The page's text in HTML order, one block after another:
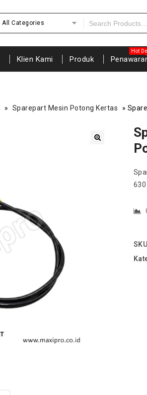
All Categories
Klien Kami Produk
» Sparepart Mesin Potong Kertas »
630